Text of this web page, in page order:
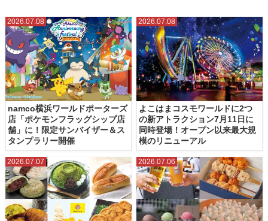
2026.07.08
namco横浜ワールドポーターズ
店「ポケモンフラッグシップ店
舗」に！限定サンバイザー＆ス
タンプラリー開催
2026.07.08
よこはまコスモワールドに2つ
の新アトラクション7月11日に
同時登場！オープン以来最大規
模のリニューアル
2026.07.07 2026.07.06